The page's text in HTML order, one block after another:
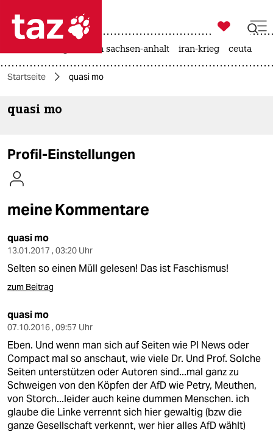
 taz zahl ich
themen
kultur
sport
berlin
wahrheit
verlag
verlag
veranstaltungen
shop

taz zahl ich
landtagswahl in sachsen-anhalt iran-krieg ceuta
Startseite quasi mo
quasi mo
Profil-Einstellungen
meine Kommentare
quasi mo
13.01.2017 , 03:20 Uhr
Selten so einen Müll gelesen! Das ist Faschismus!
zum Beitrag
quasi mo
07.10.2016 , 09:57 Uhr
Eben. Und wenn man sich auf Seiten wie PI News oder
Compact mal so anschaut, wie viele Dr. Und Prof. Solche
Seiten unterstützen oder Autoren sind...mal ganz zu
Schweigen von den Köpfen der AfD wie Petry, Meuthen,
von Storch...leider auch keine dummen Menschen. ich
glaube die Linke verrennt sich hier gewaltig (bzw die
ganze Gesellschaft verkennt, wer hier alles AfD wählt)